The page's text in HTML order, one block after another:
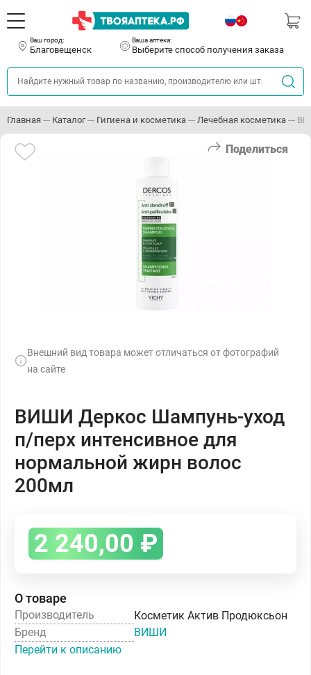
Ваш город:
Благовещенск
Ваша аптека:
Выберите способ получения заказа
Главная Каталог Гигиена и косметика Лечебная косметика
Поделиться
Внешний вид товара может отличаться от фотографий
на сайте
ВИШИ Деркос Шампунь-уход
п/перх интенсивное для
нормальной жирн волос
200мл
2 240,00 ₽
О товаре
Производитель
Косметик Актив Продюксьон
Бренд
ВИШИ
Перейти к описанию